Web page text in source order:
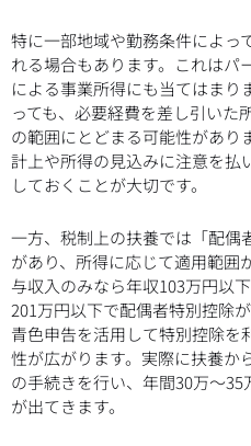
特に一部地域や勤務条件によっ
れる場合もあります。これはパ
による事業所得にも当てはまり
っても、必要経費を差し引いた
の範囲にとどまる可能性があり
計上や所得の見込みに注意を払
しておくことが大切です。
一方、税制上の扶養では「配偶
があり、所得に応じて適用範囲
与収入のみなら年収103万円以
201万円以下で配偶者特別控除
青色申告を活用して特別控除を
性が広がります。実際に扶養か
の手続きを行い、年間30万〜
が出てきます。